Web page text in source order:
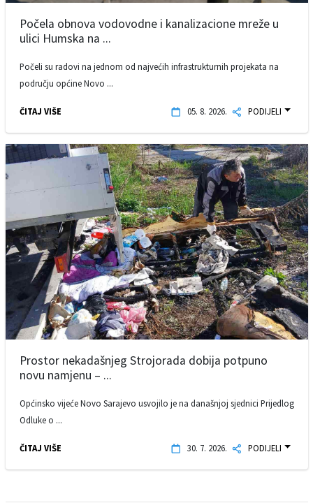
Počela obnova vodovodne i kanalizacione mreže u
ulici Humska na ...
Počeli su radovi na jednom od najvećih infrastrukturnih projekata na
području općine Novo ...
ČITAJ VIŠE 05. 8. 2026. PODIJELI
Prostor nekadašnjeg Strojorada dobija potpuno
novu namjenu – ...
Općinsko vijeće Novo Sarajevo usvojilo je na današnjoj sjednici Prijedlog
Odluke o ...
ČITAJ VIŠE 30. 7. 2026. PODIJELI